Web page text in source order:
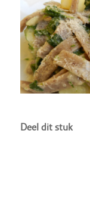
Deel dit stuk